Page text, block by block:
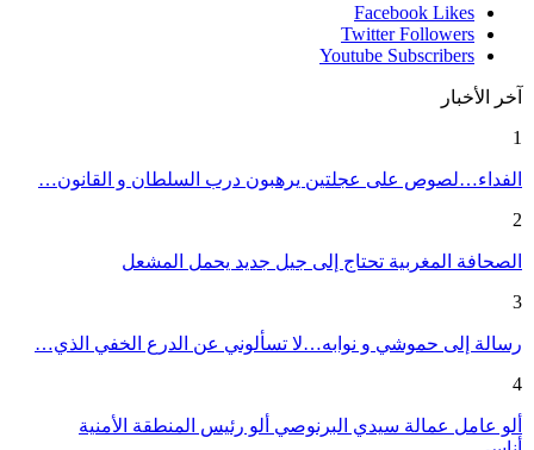
Facebook Likes
Twitter Followers
Youtube Subscribers
آخر الأخبار
1
الفداء…لصوص على عجلتين يرهبون درب السلطان و القانون…
2
الصحافة المغربية تحتاج إلى جيل جديد يحمل المشعل
3
رسالة إلى حموشي و نوابه…لا تسألوني عن الدرع الخفي الذي…
4
ألو عامل عمالة سيدي البرنوصي ألو رئيس المنطقة الأمنية